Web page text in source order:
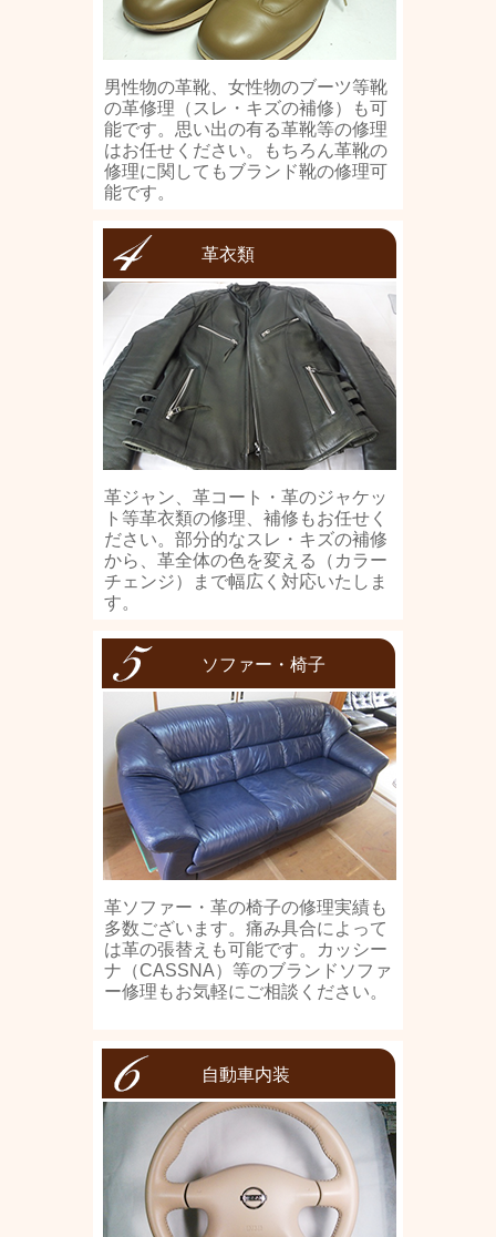
男性物の革靴、女性物のブーツ等靴
の革修理（スレ・キズの補修）も可
能です。思い出の有る革靴等の修理
はお任せください。もちろん革靴の
修理に関してもブランド靴の修理可
能です。
革衣類
革ジャン、革コート・革のジャケッ
ト等革衣類の修理、補修もお任せく
ださい。部分的なスレ・キズの補修
から、革全体の色を変える（カラー
チェンジ）まで幅広く対応いたしま
す。
ソファー・椅子
革ソファー・革の椅子の修理実績も
多数ございます。痛み具合によって
は革の張替えも可能です。カッシー
ナ（CASSNA）等のブランドソファ
ー修理もお気軽にご相談ください。
自動車内装